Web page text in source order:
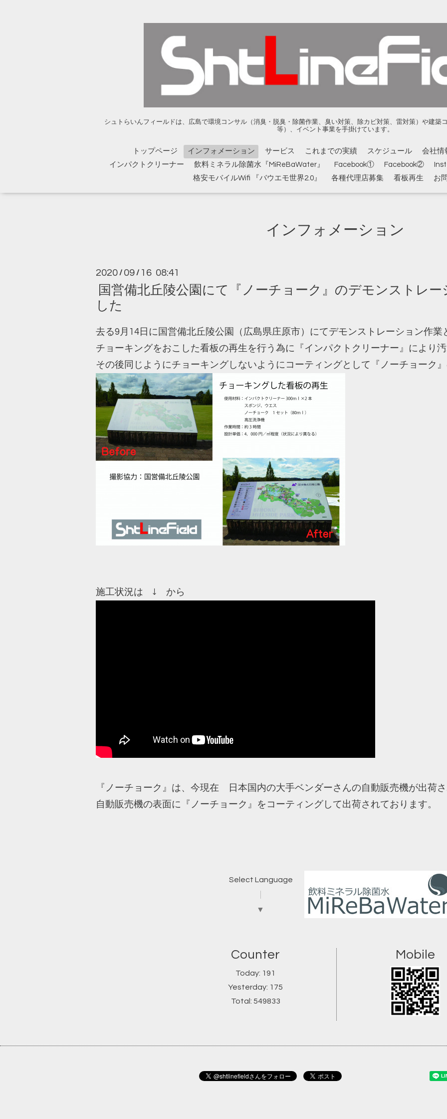
シュトらいんフィールドは、広島で環境コンサル（消臭・脱臭・除菌作業、臭い対策、除カビ対策、雷対策）や建築
等）、イベント事業を手掛けています。
トップページ インフォメーション サービス これまでの実績 スケジュール
会社情
インパクトクリーナー
飲料ミネラル除菌水『MiReBaWater』 Facebook① Facebook②
格安モバイルWifi 『バウエモ世界2.0』
各種代理店募集 看板再生 お
インフォメーション
2020 / 09 / 16 08:41
国営備北丘陵公園にて『ノーチョーク』のデモンストレ
した
去る9月14日に国営備北丘陵公園（広島県庄原市）にてデモンストレーション作業
チョーキングをおこした看板の再生を行う為に『インパクトクリーナー』により
その後同じようにチョーキングしないようにコーティングとして『ノーチョーク
施工状況は ↓ から
『ノーチョーク』は、今現在 日本国内の大手ベンダーさんの自動販売機が出荷
自動販売機の表面に『ノーチョーク』をコーティングして出荷されております。
Select Language
▼
Counter
Today: 191
Yesterday: 175
Total: 549833
Mobile